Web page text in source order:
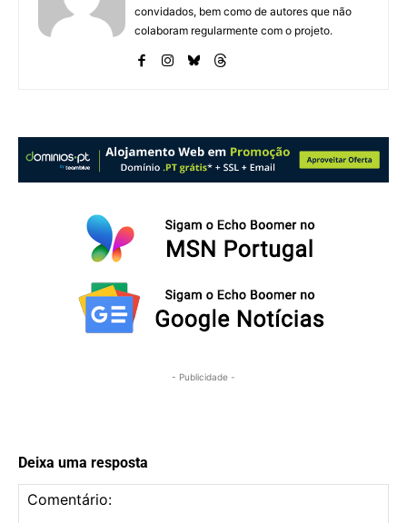
convidados, bem como de autores que não
colaboram regularmente com o projeto.
- Publicidade -
Deixa uma resposta